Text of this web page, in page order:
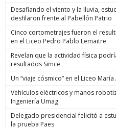
Desafiando el viento y la lluvia,
desfilaron frente al Pabellón Patrio
Cinco cortometrajes fueron el
en el Liceo Pedro Pablo Lemaitre
Revelan que la actividad física
resultados Simce
Un “viaje cósmico” en el Liceo
Vehículos eléctricos y manos
Ingeniería Umag
Delegado presidencial felicitó a
la prueba Paes